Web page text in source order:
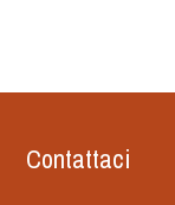
Contattaci